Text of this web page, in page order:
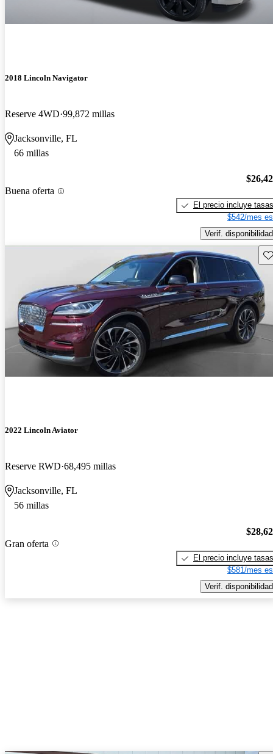
2018 Lincoln Navigator
Reserve 4WD 99,872 millas
Jacksonville, FL
66 millas
Buena oferta
El precio incluye tasas
$542/mes
Verif. disponibilidad
2022 Lincoln Aviator
Reserve RWD 68,495 millas
Jacksonville, FL
56 millas
Gran oferta
El precio incluye tasas
$581/mes
Verif. disponibilidad